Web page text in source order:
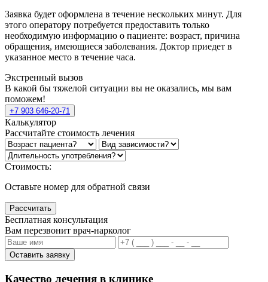
Заявка будет оформлена в течение нескольких минут. Для
этого оператору потребуется предоставить только
необходимую информацию о пациенте: возраст, причина
обращения, имеющиеся заболевания. Доктор приедет в
указанное место в течение часа.
Экстренный вызов
В какой бы тяжелой ситуации вы не оказались, мы вам
поможем!
+7 903 646-20-71
Калькулятор
Рассчитайте стоимость лечения
Стоимость:
Оставьте номер для обратной связи
Рассчитать
Бесплатная консультация
Вам перезвонит врач-нарколог
Оставить заявку
Качество лечения в клинике